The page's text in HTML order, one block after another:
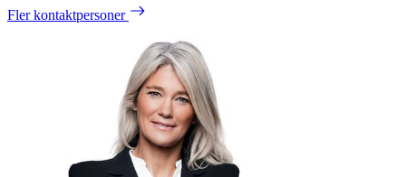
Fler kontaktpersoner